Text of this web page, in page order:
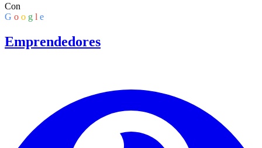
Con
G o o g l e
Emprendedores